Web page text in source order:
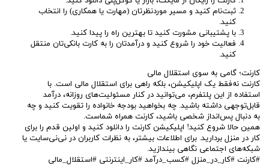
ثبت‌نام کنید و مسیر موردنظرتان (مهارت یا همکاری) را انتخاب
کنید.
با پشتیبانی مشورت کنید تا بهترین راه را پیدا کنید.
فعالیت خود را شروع کنید و درآمدتان را به کارت بانکی‌تان منتقل
کنید.
کارنت؛ گامی به سوی استقلال مالی
کارنت نه‌فقط یک اپلیکیشن، بلکه راهی برای استقلال مالی است. با
استفاده از این پلتفرم، می‌توانید در کنار مسئولیت‌های روزانه، درآمد
قابل‌توجهی داشته باشید. چه بخواهید بودجه خانواده را تقویت کنید و چه
به دنبال پس‌انداز شخصی باشید، کارنت همراه شماست.
همین حالا شروع کنید! اپلیکیشن کارنت را دانلود کنید و اولین قدم را برای
کار در منزل بردارید. برای اطلاعات بیشتر، به نظرات کاربران در نی‌نی‌سایت یا
شبکه‌های اجتماعی نگاهی بیندازید.
#کارنت #کار_در_منزل #کسب_درآمد #کار_اینترنتی #استقلال_مالی